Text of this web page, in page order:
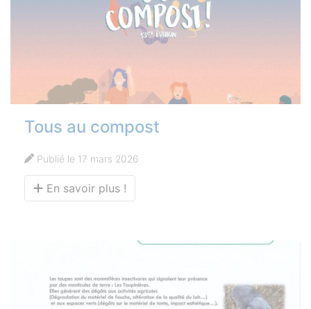
Tous au compost
Publié le 17 mars 2026
En savoir plus !